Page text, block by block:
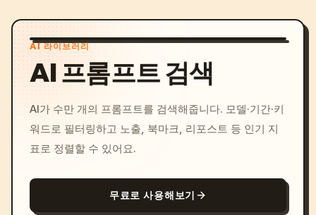
AI 라이브러리
AI 프롬프트 검색
AI가 수만 개의 프롬프트를 검색해줍니다. 모델·기간·키
워드로 필터링하고 노출, 북마크, 리포스트 등 인기 지
표로 정렬할 수 있어요.
무료로 사용해보기